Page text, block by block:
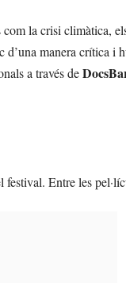
la crisi climàtica,
manera crítica i
a través de
Entre les